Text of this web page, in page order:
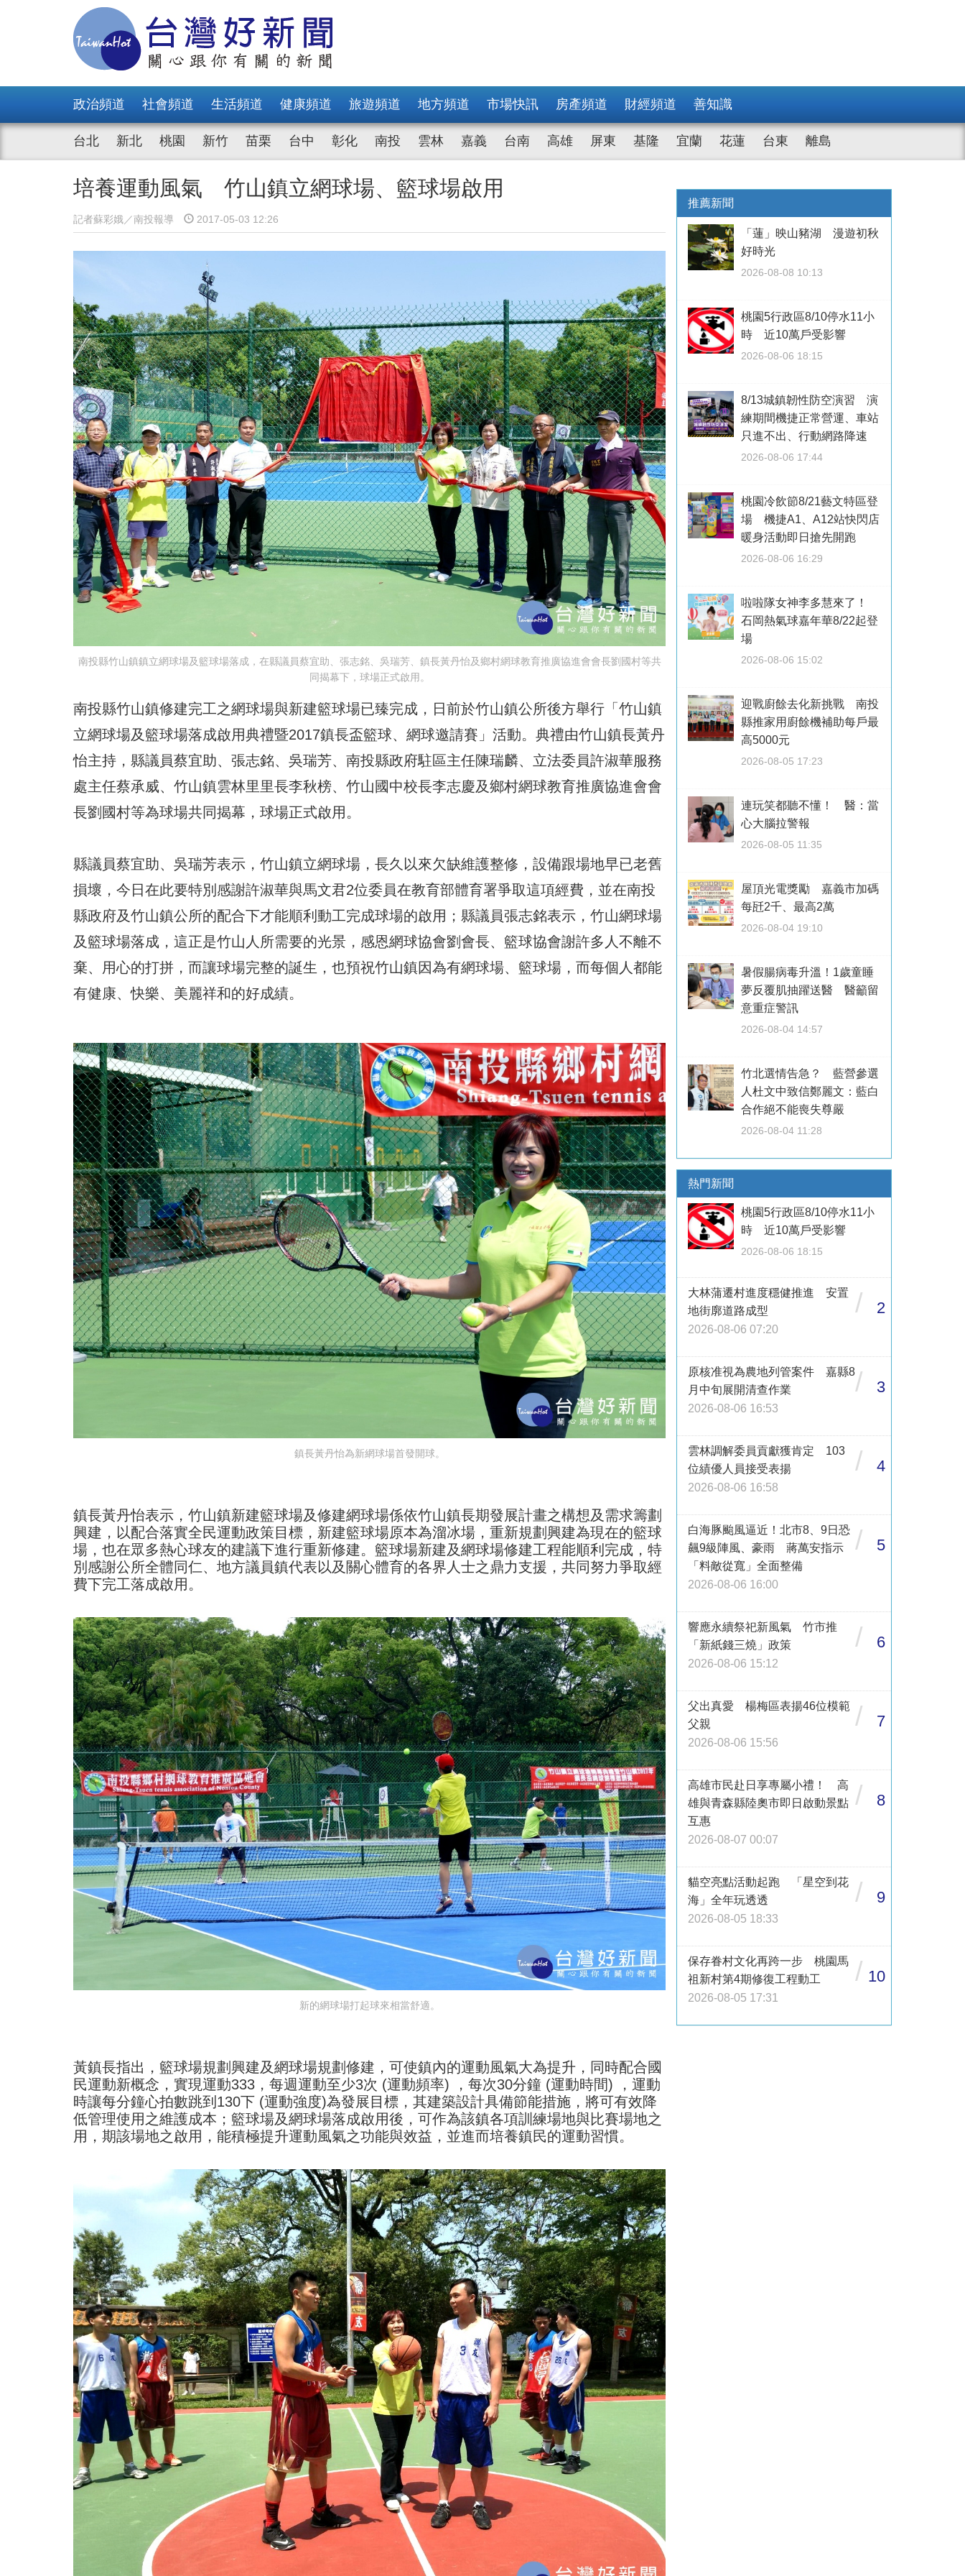
政治頻道 社會頻道 生活頻道 健康頻道 旅遊頻道 地方頻道 市場快訊 房產頻道 財經頻道 善知識
台北 新北 桃園 新竹 苗栗 台中 彰化 南投 雲林 嘉義 台南 高雄 屏東 基隆 宜蘭 花蓮 台東 離島
培養運動風氣 竹山鎮立網球場、籃球場啟用
記者蘇彩娥／南投報導 2017-05-03 12:26
南投縣竹山鎮鎮立網球場及籃球場落成，在縣議員蔡宜助、張志銘、吳瑞芳、鎮長黃丹怡及鄉村網球教育推廣協進會會長劉國村等共
同揭幕下，球場正式啟用。
南投縣竹山鎮修建完工之網球場與新建籃球場已臻完成，日前於竹山鎮公所後方舉行「竹山鎮
立網球場及籃球場落成啟用典禮暨2017鎮長盃籃球、網球邀請賽」活動。典禮由竹山鎮長黃丹
怡主持，縣議員蔡宜助、張志銘、吳瑞芳、南投縣政府駐區主任陳瑞麟、立法委員許淑華服務
處主任蔡承威、竹山鎮雲林里里長李秋榜、竹山國中校長李志慶及鄉村網球教育推廣協進會會
長劉國村等為球場共同揭幕，球場正式啟用。
縣議員蔡宜助、吳瑞芳表示，竹山鎮立網球場，長久以來欠缺維護整修，設備跟場地早已老舊
損壞，今日在此要特別感謝許淑華與馬文君2位委員在教育部體育署爭取這項經費，並在南投
縣政府及竹山鎮公所的配合下才能順利動工完成球場的啟用；縣議員張志銘表示，竹山網球場
及籃球場落成，這正是竹山人所需要的光景，感恩網球協會劉會長、籃球協會謝許多人不離不
棄、用心的打拼，而讓球場完整的誕生，也預祝竹山鎮因為有網球場、籃球場，而每個人都能
有健康、快樂、美麗祥和的好成績。
鎮長黃丹怡為新網球場首發開球。
鎮長黃丹怡表示，竹山鎮新建籃球場及修建網球場係依竹山鎮長期發展計畫之構想及需求籌劃
興建，以配合落實全民運動政策目標，新建籃球場原本為溜冰場，重新規劃興建為現在的籃球
場，也在眾多熱心球友的建議下進行重新修建。籃球場新建及網球場修建工程能順利完成，特
別感謝公所全體同仁、地方議員鎮代表以及關心體育的各界人士之鼎力支援，共同努力爭取經
費下完工落成啟用。
新的網球場打起球來相當舒適。
黃鎮長指出，籃球場規劃興建及網球場規劃修建，可使鎮內的運動風氣大為提升，同時配合國
民運動新概念，實現運動333，每週運動至少3次 (運動頻率) ，每次30分鐘 (運動時間) ，運動
時讓每分鐘心拍數跳到130下 (運動強度)為發展目標，其建築設計具備節能措施，將可有效降
低管理使用之維護成本；籃球場及網球場落成啟用後，可作為該鎮各項訓練場地與比賽場地之
用，期該場地之啟用，能積極提升運動風氣之功能與效益，並進而培養鎮民的運動習慣。
推薦新聞
「蓮」映山豬湖 漫遊初秋
好時光
2026-08-08 10:13
桃園5行政區8/10停水11小
時 近10萬戶受影響
2026-08-06 18:15
8/13城鎮韌性防空演習 演
練期間機捷正常營運、車站
只進不出、行動網路降速
2026-08-06 17:44
桃園冷飲節8/21藝文特區登
場 機捷A1、A12站快閃店
暖身活動即日搶先開跑
2026-08-06 16:29
啦啦隊女神李多慧來了！
石岡熱氣球嘉年華8/22起登
場
2026-08-06 15:02
迎戰廚餘去化新挑戰 南投
縣推家用廚餘機補助每戶最
高5000元
2026-08-05 17:23
連玩笑都聽不懂！ 醫：當
心大腦拉警報
2026-08-05 11:35
屋頂光電獎勵 嘉義市加碼
每瓩2千、最高2萬
2026-08-04 19:10
暑假腸病毒升溫！1歲童睡
夢反覆肌抽躍送醫 醫籲留
意重症警訊
2026-08-04 14:57
竹北選情告急？ 藍營參選
人杜文中致信鄭麗文：藍白
合作絕不能喪失尊嚴
2026-08-04 11:28
熱門新聞
桃園5行政區8/10停水11小
時 近10萬戶受影響
2026-08-06 18:15
大林蒲遷村進度穩健推進 安置
地街廓道路成型
2026-08-06 07:20
/ 2
原核准視為農地列管案件 嘉縣8
月中旬展開清查作業
2026-08-06 16:53
/ 3
雲林調解委員貢獻獲肯定 103
位績優人員接受表揚
2026-08-06 16:58
/ 4
白海豚颱風逼近！北市8、9日恐
飆9級陣風、豪雨 蔣萬安指示
「料敵從寬」全面整備
2026-08-06 16:00
/ 5
響應永續祭祀新風氣 竹市推
「新紙錢三燒」政策
2026-08-06 15:12
/ 6
父出真愛 楊梅區表揚46位模範
父親
2026-08-06 15:56
/ 7
高雄市民赴日享專屬小禮！ 高
雄與青森縣陸奧市即日啟動景點
互惠
2026-08-07 00:07
/ 8
貓空亮點活動起跑 「星空到花
海」全年玩透透
2026-08-05 18:33
/ 9
保存眷村文化再跨一步 桃園馬
祖新村第4期修復工程動工
2026-08-05 17:31
/ 10